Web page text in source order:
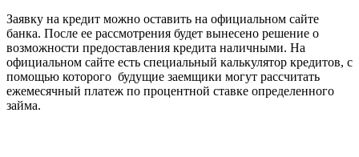
Заявку на кредит можно оставить на официальном сайте
банка. После ее рассмотрения будет вынесено решение о
возможности предоставления кредита наличными. На
официальном сайте есть специальный калькулятор кредитов, с
помощью которого будущие заемщики могут рассчитать
ежемесячный платеж по процентной ставке определенного
займа.